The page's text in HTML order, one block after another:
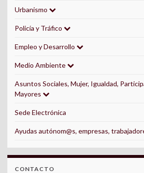
Urbanismo
Policía y Tráfico
Empleo y Desarrollo
Medio Ambiente
Asuntos Sociales, Mujer, Igualdad,
Mayores
Sede Electrónica
Ayudas autónom@s, empresas,
CONTACTO